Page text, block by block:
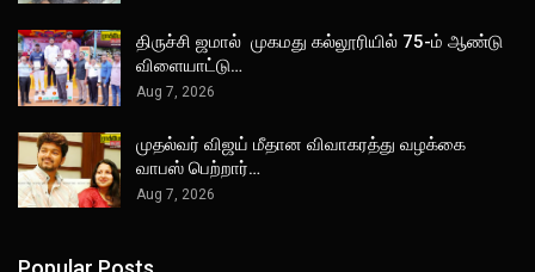
திருச்சி ஜமால் முகமது கல்லூரியில் 75-ம் ஆண்டு
விளையாட்டு…
Aug 7, 2026
முதல்வர் விஜய் மீதான விவாகரத்து வழக்கை
வாபஸ் பெற்றார்…
Aug 7, 2026